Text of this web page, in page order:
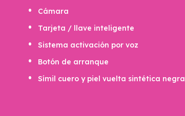
Cámara
Tarjeta / llave inteligente
Sistema activación por voz
Botón de arranque
Símil cuero y piel vuelta sintética negra